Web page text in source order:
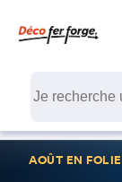
AOÛT EN FOLIE